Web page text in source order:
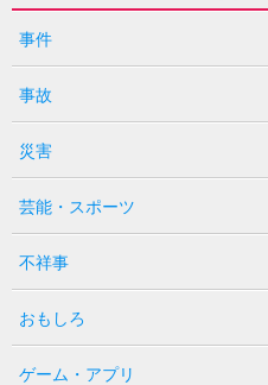
事件
事故
災害
芸能・スポーツ
不祥事
おもしろ
ゲーム・アプリ